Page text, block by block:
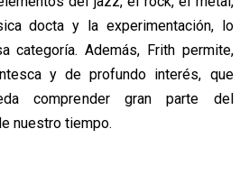
docta y la experimentación, lo
categoría. Además, Frith permite,
y de profundo interés, que
comprender gran parte del
nuestro tiempo.